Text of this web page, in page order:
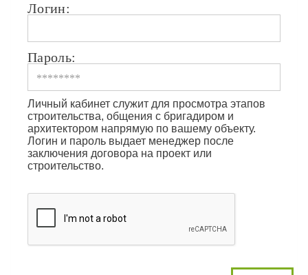
Логин:
Пароль:
Личный кабинет служит для просмотра этапов
строительства, общения с бригадиром и
архитектором напрямую по вашему объекту.
Логин и пароль выдает менеджер после
заключения договора на проект или
строительство.